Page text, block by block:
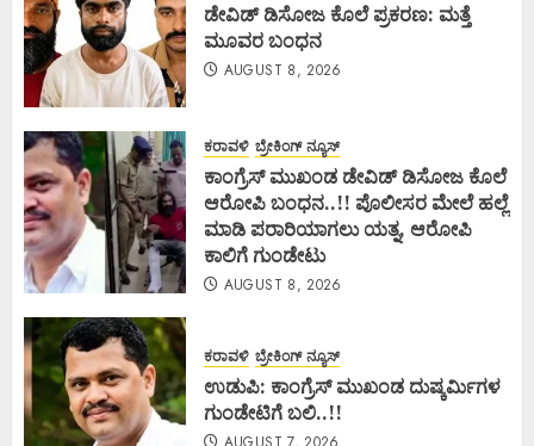
ಡೇವಿಡ್ ಡಿಸೋಜ ಕೊಲೆ ಪ್ರಕರಣ: ಮತ್ತೆ
ಮೂವರ ಬಂಧನ
AUGUST 8, 2026
ಕರಾವಳಿ ಬ್ರೇಕಿಂಗ್ ನ್ಯೂಸ್
ಕಾಂಗ್ರೆಸ್ ಮುಖಂಡ ಡೇವಿಡ್ ಡಿಸೋಜ ಕೊಲೆ
ಆರೋಪಿ ಬಂಧನ..!! ಪೊಲೀಸರ ಮೇಲೆ ಹಲ್ಲೆ
ಮಾಡಿ ಪರಾರಿಯಾಗಲು ಯತ್ನ, ಆರೋಪಿ
ಕಾಲಿಗೆ ಗುಂಡೇಟು
AUGUST 8, 2026
ಕರಾವಳಿ ಬ್ರೇಕಿಂಗ್ ನ್ಯೂಸ್
ಉಡುಪಿ: ಕಾಂಗ್ರೆಸ್ ಮುಖಂಡ ದುಷ್ಕರ್ಮಿಗಳ
ಗುಂಡೇಟಿಗೆ ಬಲಿ..!!